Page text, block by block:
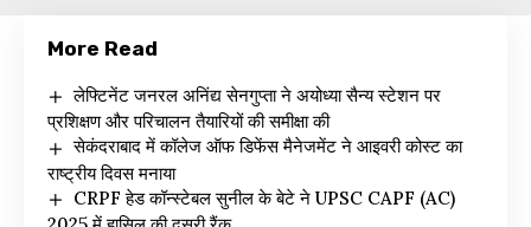
More Read
लेफ्टिनेंट जनरल अनिंद्य सेनगुप्ता ने अयोध्या सैन्य स्टेशन पर
प्रशिक्षण और परिचालन तैयारियों की समीक्षा की
सेकंदराबाद में कॉलेज ऑफ डिफेंस मैनेजमेंट ने आइवरी कोस्ट का
राष्ट्रीय दिवस मनाया
CRPF हेड कॉन्स्टेबल सुनील के बेटे ने UPSC CAPF (AC)